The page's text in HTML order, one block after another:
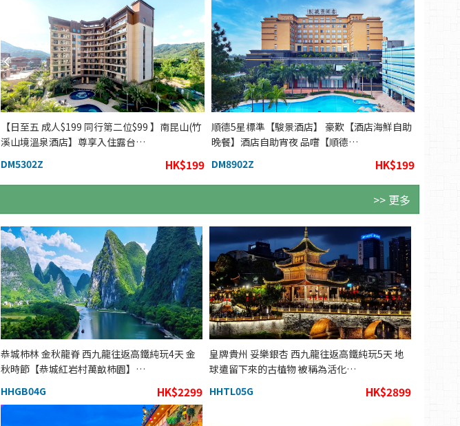
【日至五 成人$199 同行第二位$99 】南昆山(竹
溪山境溫泉酒店】尊享入住露台…
DM5302Z
HK$199
順德5星標準【駿景酒店】 豪歎【酒店海鮮自助
晚餐】酒店自助宵夜 品嚐【順德…
DM8902Z
HK$199
>> 更多
恭城柿林 金秋龍脊 西九龍往返高鐵純玩4天 金
秋時節【恭城紅岩村萬畝柿園】…
HHGB04G
HK$2299
皇牌貴州 妥樂銀杏 西九龍往返高鐵純玩5天 地
球遣留下來的古植物 被稱為活化…
HHTL05G
HK$2899